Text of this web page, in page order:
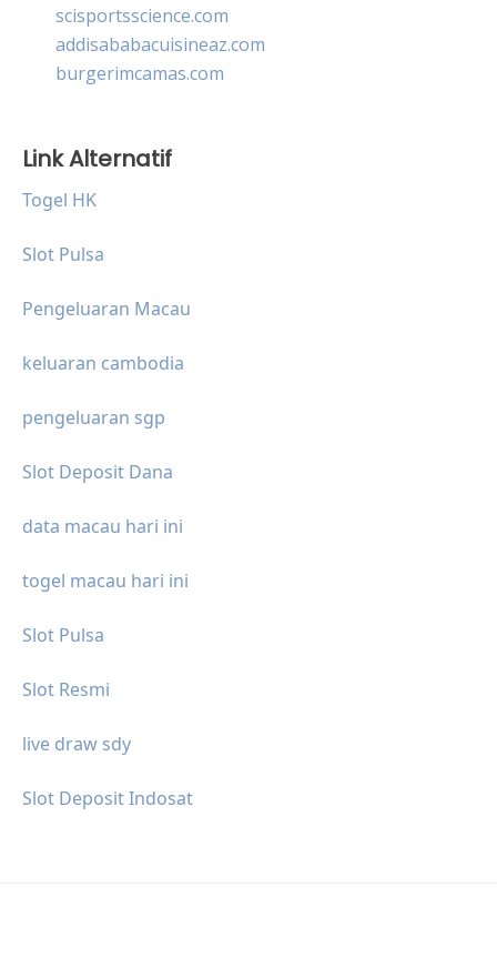
scisportsscience.com
addisababacuisineaz.com
burgerimcamas.com
Link Alternatif
Togel HK
Slot Pulsa
Pengeluaran Macau
keluaran cambodia
pengeluaran sgp
Slot Deposit Dana
data macau hari ini
togel macau hari ini
Slot Pulsa
Slot Resmi
live draw sdy
Slot Deposit Indosat